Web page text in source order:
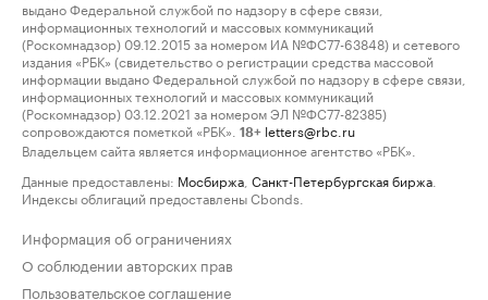
выдано Федеральной службой по надзору в сфере связи,
информационных технологий и массовых коммуникаций
(Роскомнадзор) 09.12.2015 за номером ИА №ФС77-63848) и сетевого
издания «РБК» (свидетельство о регистрации средства массовой
информации выдано Федеральной службой по надзору в сфере связи,
информационных технологий и массовых коммуникаций
(Роскомнадзор) 03.12.2021 за номером ЭЛ №ФС77-82385)
сопровождаются пометкой «РБК».
18+ letters@rbc.ru
Владельцем сайта является информационное агентство «РБК».
Данные предоставлены: Мосбиржа Санкт-Петербургская биржа
Индексы облигаций предоставлены Cbonds.
Информация об ограничениях
О соблюдении авторских прав
Пользовательское соглашение